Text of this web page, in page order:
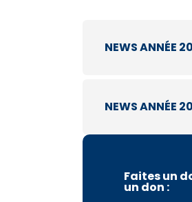
NEWS ANNÉE
NEWSANNÉE
Faites un
un don :